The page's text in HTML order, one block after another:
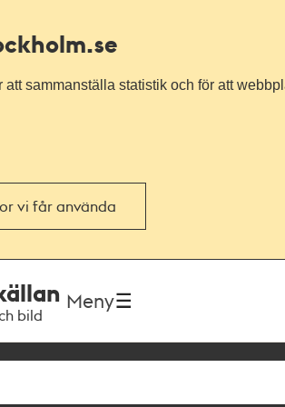
sammanställa statistik och för att
vi får använda
bild
Meny